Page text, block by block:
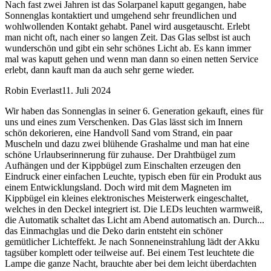
Nach fast zwei Jahren ist das Solarpanel kaputt gegangen, habe
Sonnenglas kontaktiert und umgehend sehr freundlichen und
wohlwollenden Kontakt gehabt. Panel wird ausgetauscht. Erlebt
man nicht oft, nach einer so langen Zeit. Das Glas selbst ist auch
wunderschön und gibt ein sehr schönes Licht ab. Es kann immer
mal was kaputt gehen und wenn man dann so einen netten Service
erlebt, dann kauft man da auch sehr gerne wieder.
Robin Everlast11. Juli 2024
Wir haben das Sonnenglas in seiner 6. Generation gekauft, eines für
uns und eines zum Verschenken. Das Glas lässt sich im Innern
schön dekorieren, eine Handvoll Sand vom Strand, ein paar
Muscheln und dazu zwei blühende Grashalme und man hat eine
schöne Urlaubserinnerung für zuhause. Der Drahtbügel zum
Aufhängen und der Kippbügel zum Einschalten erzeugen den
Eindruck einer einfachen Leuchte, typisch eben für ein Produkt aus
einem Entwicklungsland. Doch wird mit dem Magneten im
Kippbügel ein kleines elektronisches Meisterwerk eingeschaltet,
welches in den Deckel integriert ist. Die LEDs leuchten warmweiß,
die Automatik schaltet das Licht am Abend automatisch an. Durch...
das Einmachglas und die Deko darin entsteht ein schöner
gemütlicher Lichteffekt. Je nach Sonneneinstrahlung lädt der Akku
tagsüber komplett oder teilweise auf. Bei einem Test leuchtete die
Lampe die ganze Nacht, brauchte aber bei dem leicht überdachten